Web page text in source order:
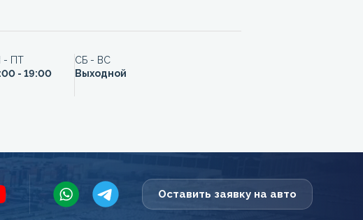
- ПТ
- 19:00
СБ - ВС
Выходной
Оставить заявку на авто